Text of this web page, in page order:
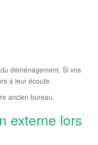
déménagement. Si vos
à leur écoute.
ancien bureau.
externe lors